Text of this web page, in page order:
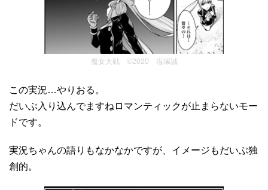
魔女大戦 ©2020 塩塚誠
この実況…やりおる。
だいぶ入り込んでますねロマンティックが止まらないモー
ドです。
実況ちゃんの語りもなかなかですが、イメージもだいぶ独
創的。